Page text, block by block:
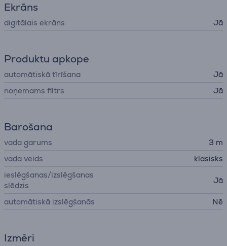
Ekrāns
digitālais ekrāns Jā
Produktu apkope
automātiskā tīrīšana
Jā
noņemams filtrs
Jā
Barošana
vada garums
3 m
vada veids
klasisks
ieslēgšanas/izslēgšanas
slēdzis
Jā
automātiskā izslēgšanās Nē
Izmēri